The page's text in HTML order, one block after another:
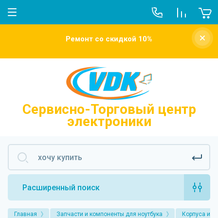
О компании
Новости
Напишите нам
Ремонт со скидкой 10%
Сервисно-Торговый центр
электроники
Расширенный поиск
Главная Запчасти и компоненты для ноутбука Корпуса и